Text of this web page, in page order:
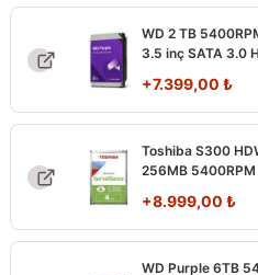
WD 2 TB
3.5 inç SATA 3.0
+7.399,00 ₺
Toshiba S300
256MB
+8.999,00 ₺
WD Purple 6TB